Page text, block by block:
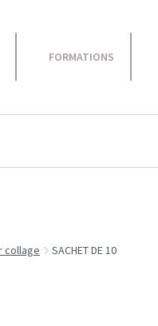
FORMATIONS
collage
SACHET DE 10